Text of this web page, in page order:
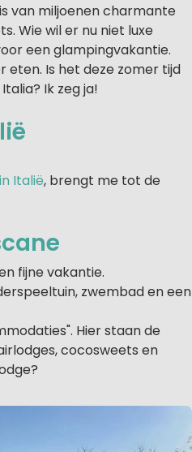
van miljoenen charmante
Wie wil er nu niet luxe
een glampingvakantie.
eten. Is het deze zomer tijd
Ik zeg ja!
Italië, brengt me tot de
fijne vakantie.
zwembad en een
Hier staan de
cocosweets en